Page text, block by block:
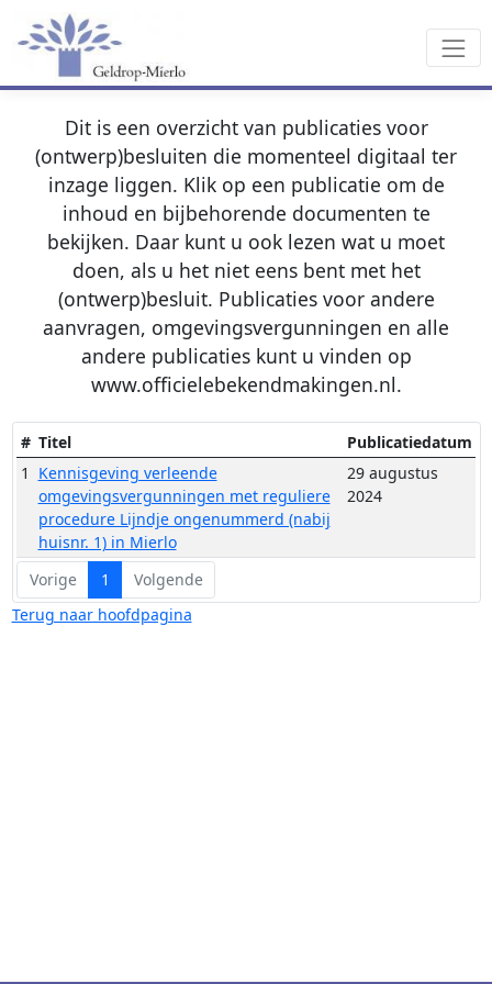
Dit is een overzicht van publicaties voor
(ontwerp)besluiten die momenteel digitaal ter
inzage liggen. Klik op een publicatie om de
inhoud en bijbehorende documenten te
bekijken. Daar kunt u ook lezen wat u moet
doen, als u het niet eens bent met het
(ontwerp)besluit. Publicaties voor andere
aanvragen, omgevingsvergunningen en alle
andere publicaties kunt u vinden op
www.officielebekendmakingen.nl.
# Titel
Publicatiedatum
1
Kennisgeving verleende
omgevingsvergunningen met reguliere
procedure Lijndje ongenummerd (nabij
huisnr. 1) in Mierlo
29 augustus
2024
Vorige 1
Volgende
Terug naar hoofdpagina